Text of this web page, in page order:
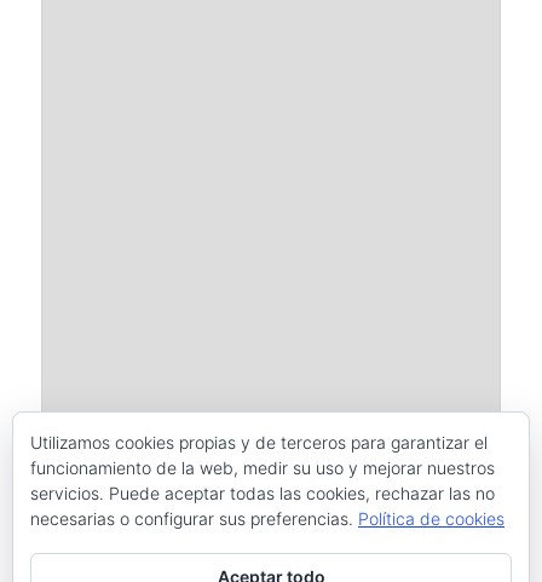
Este sitio usa Akismet para reducir el spam.Aprende cómo se
Utilizamos cookies propias y de terceros para garantizar el
funcionamiento de la web, medir su uso y mejorar nuestros
servicios. Puede aceptar todas las cookies, rechazar las no
necesarias o configurar sus preferencias. Política de cookies
Aceptar todo